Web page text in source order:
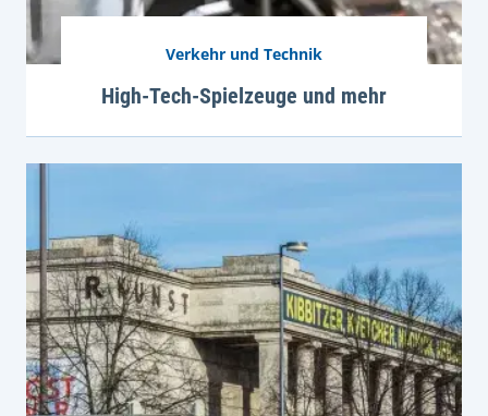
Verkehr und Technik
High-Tech-Spielzeuge und mehr